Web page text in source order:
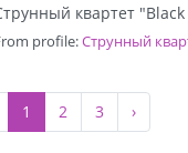
квартет
profile:Струнный
1 2 3 ›